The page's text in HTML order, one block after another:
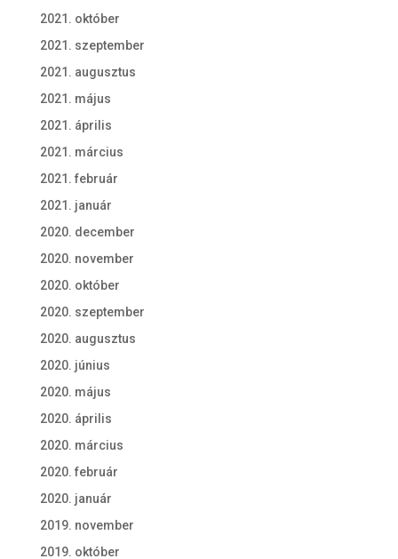
2021. október
2021. szeptember
2021. augusztus
2021. május
2021. április
2021. március
2021. február
2021. január
2020. december
2020. november
2020. október
2020. szeptember
2020. augusztus
2020. június
2020. május
2020. április
2020. március
2020. február
2020. január
2019. november
2019. október